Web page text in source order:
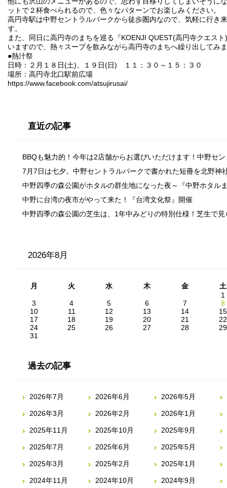
ットで２杯食べられるので、色々なパターンでお楽しみください。
高円寺駅は中野セントラルパークから徒歩圏内なので、気軽に行き
す。
また、同日に高円寺のまちを巡る『KOENJI QUEST(高円寺クエス
いますので、熱々スープを飲みながら高円寺のまちへ繰り出してみ
●熱汁祭
日時：２月１８日(土)、１９日(日) １１：３０～１５：３０
場所：高円寺北口駅前広場
https://www.facebook.com/atsujirusai/
直近の記事
BBQも魅力的！今年は2店舗からお選びいただけます！中野セ
7月7日は七夕。中野セントラルパークで書かれた短冊を北野神
中野四季の森公園がホタルの群生地になった夜～『中野ホタル
中野に台湾の夜市がやって来た！『台湾文化祭』開催
中野四季の森公園の芝生は、1年中みどりの特別仕様！芝生で
2026年8月
月 火 水 木 金
土
1
3
4 5 6 7
8
10
11 12 13 14
15
17
18 19 20 21
22
24
25 26 27 28
29
31
過去の記事
2026年7月 2026年6月 2026年5月
2026年3月 2026年2月 2026年1月
2025年11月 2025年10月 2025年9月
2025年7月 2025年6月 2025年5月
2025年3月 2025年2月 2025年1月
2024年11月 2024年10月 2024年9月